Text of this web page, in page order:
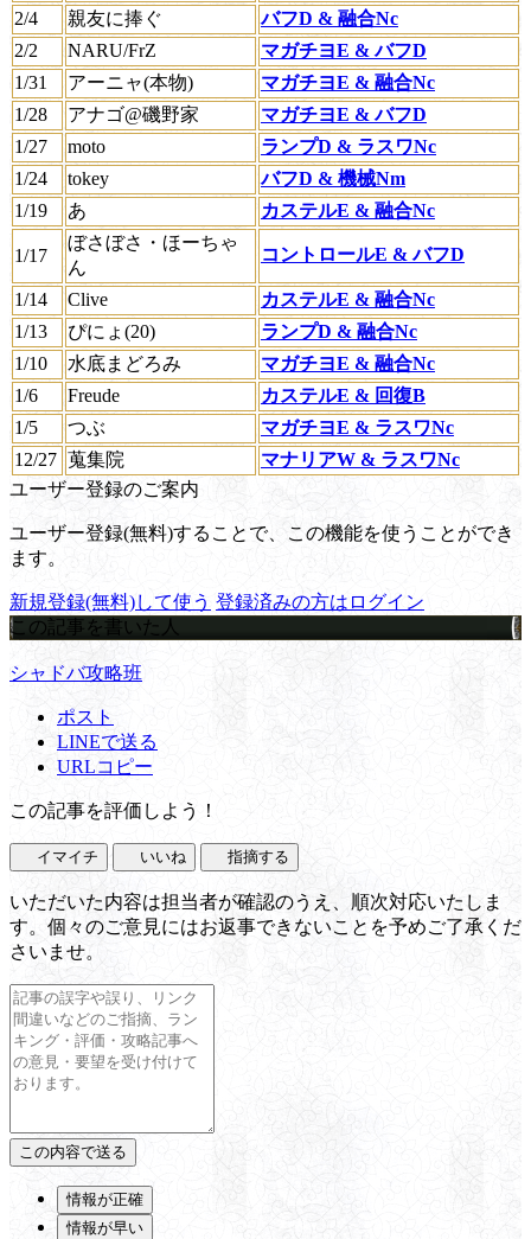
2/4
親友に捧ぐ
バフD & 融合Nc
2/2
NARU/FrZ
マガチヨE & バフD
1/31
アーニャ(本物)
マガチヨE & 融合Nc
1/28
アナゴ@磯野家
マガチヨE & バフD
1/27
moto
ランプD & ラスワNc
1/24
tokey
バフD & 機械Nm
1/19
あ カステルE & 融合Nc
1/17
ぼさぼさ・ほーちゃ
ん
コントロールE & バフD
1/14 Clive
カステルE & 融合Nc
1/13
ぴにょ(20)
ランプD & 融合Nc
1/10
水底まどろみ
マガチヨE & 融合Nc
1/6
Freude
カステルE & 回復B
1/5
つぶ
マガチヨE & ラスワNc
12/27 蒐集院
マナリアW & ラスワNc
ユーザー登録のご案内
ユーザー登録(無料)することで、この機能を使うことができ
ます。
新規登録(無料)して使う 登録済みの方はログイン
この記事を書いた人
シャドバ攻略班
ポスト
LINEで送る
URLコピー
この記事を評価しよう！
イマイチ いいね 指摘する
いただいた内容は担当者が確認のうえ、順次対応いたしま
す。個々のご意見にはお返事できないことを予めご了承くだ
さいませ。
情報が正確
情報が早い